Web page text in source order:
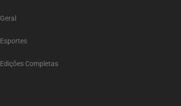
Geral
Esportes
Edições Completas